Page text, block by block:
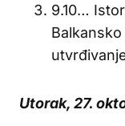
9.10…
Utorak, 27.